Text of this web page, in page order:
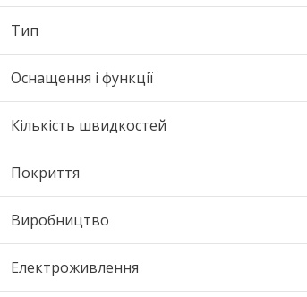
Тип
Оснащення і функції
Кількість швидкостей
Покриття
Виробництво
Електроживлення